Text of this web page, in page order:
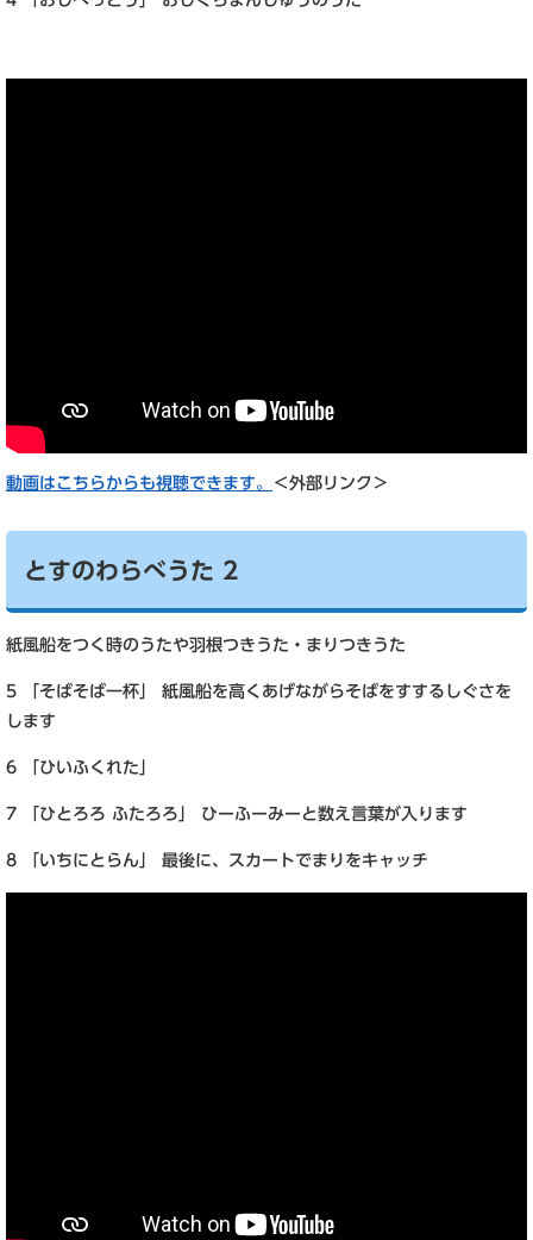
動画はこちらからも視聴できます。 ＜外部リンク＞
とすのわらべうた 2
紙風船をつく時のうたや羽根つきうた・まりつきうた
5 「そばそば一杯」 紙風船を高くあげながらそばをすするしぐさを
します
6 「ひいふくれた」
7 「ひとろろ ふたろろ」 ひーふーみーと数え言葉が入ります
8 「いちにとらん」 最後に、スカートでまりをキャッチ